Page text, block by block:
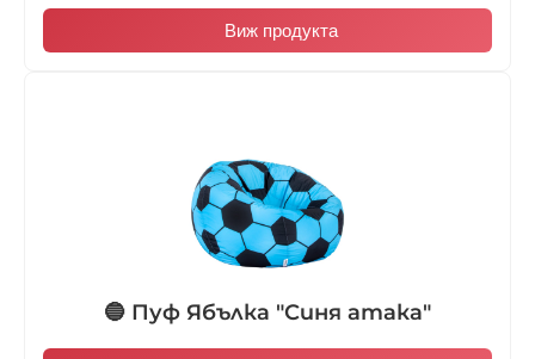
Виж продукта
🔵 Пуф Ябълка "Синя атака"